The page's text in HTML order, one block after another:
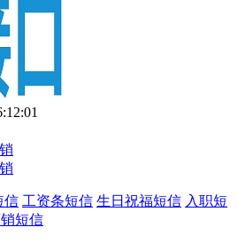
信 工资条短信 生日祝福短信 入职短
短信